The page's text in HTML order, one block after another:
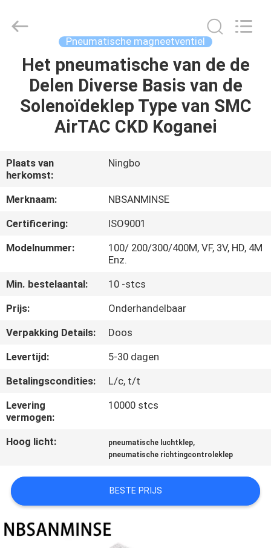
HUIS
PRODUCTEN
ONS
FABRIEKSREIS
KWALITEITSCONTROLE
CONTACTEER
ONS
NIEUWS
VERZOEK
OM EEN
CITAAT
PRIVACYBELEID
Export
Co.,Ltd..
Reserved.
Pneumatische magneetventiel
Het pneumatische van de de
Delen Diverse Basis van de
Solenoïdeklep Type van SMC
AirTAC CKD Koganei
Plaats van
herkomst:
Ningbo
Merknaam:
NBSANMINSE
Certificering:
ISO9001
Modelnummer:
100/ 200/300/400M, VF, 3V, HD, 4M
Enz.
Min. bestelaantal:
10 -stcs
Prijs:
Onderhandelbaar
Verpakking Details:
Doos
Levertijd:
5-30 dagen
Betalingscondities:
L/c, t/t
Levering
vermogen:
10000 stcs
Hoog licht: pneumatische luchtklep,
pneumatische richtingcontroleklep
BESTE PRIJS